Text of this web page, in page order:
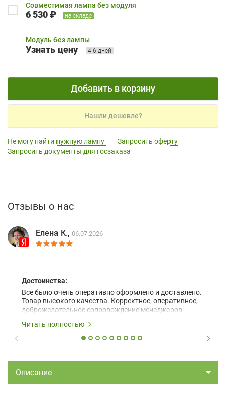
Совместимая лампа без модуля
6 530 ₽ на складе
Модуль без лампы
Узнать цену 4-6 дней
Добавить в корзину
Нашли дешевле?
Не могу найти нужную лампу
Запросить оферту
Запросить документы для госзаказа
Отзывы о нас
Елена К., 06.07.2026
Достоинства:
Все было очень оперативно оформлено и доставлено.
Товар высокого качества. Корректное, оперативное,
доброжелательное сопровождение менеджеров.
Читать полностью
Описание